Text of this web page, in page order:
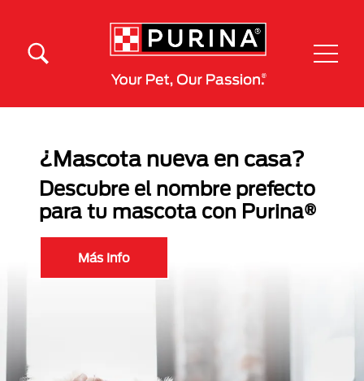
¿Mascota nueva en casa?
Descubre el nombre prefecto
para tu mascota con Purina®
Más Info